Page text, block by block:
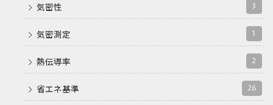
気密性 3
気密測定 1
熱伝導率 2
省エネ基準 26